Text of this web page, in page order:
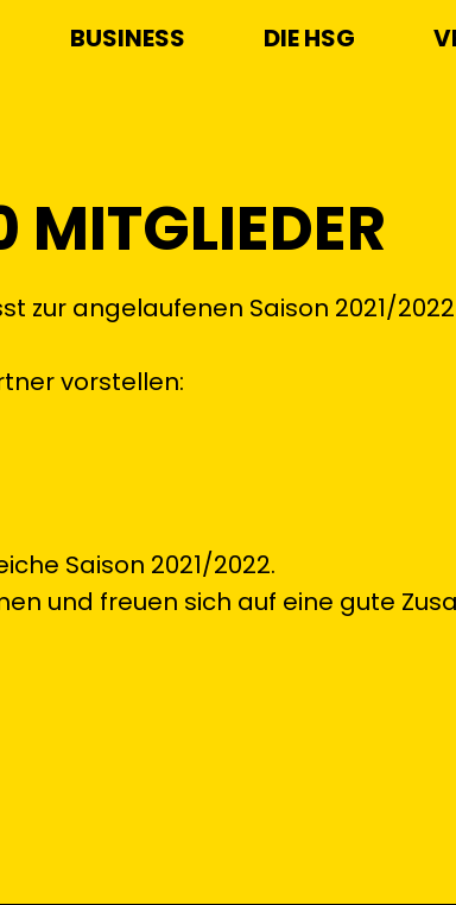
BUSINESS DIE HSG
MITGLIEDER
zur angelaufenen Saison 2021/
vorstellen:
Saison 2021/2022.
und freuen sich auf eine gute